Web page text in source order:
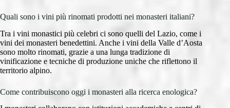
Quali sono i vini più rinomati prodotti nei monasteri italiani?
Tra i vini monastici più celebri ci sono quelli del Lazio, come i
vini dei monasteri benedettini. Anche i vini della Valle d’Aosta
sono molto rinomati, grazie a una lunga tradizione di
vinificazione e tecniche di produzione uniche che riflettono il
territorio alpino.
Come contribuiscono oggi i monasteri alla ricerca enologica?